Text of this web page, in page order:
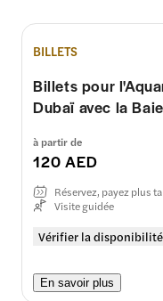
BILLETS
Billets pour
Dubaï avec la
à partir de
120 AED
Vérifier la disponibilité
Réservez, payez plus
Visite guidée
En savoir plus